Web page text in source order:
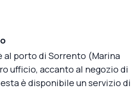
al porto di Sorrento (Marina
ufficio, accanto al negozio di
è disponibile un servizio di